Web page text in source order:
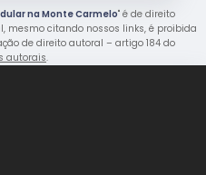
na Monte Carmelo" é de direito
mesmo citando nossos links, é proibida
de direito autoral – artigo 184 do
autorais.